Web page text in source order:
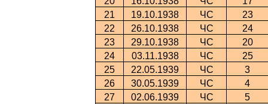
21
19.10.1938 ЧС
23
22
26.10.1938 ЧС
24
23
29.10.1938 ЧС
20
24
03.11.1938 ЧС
25
25
22.05.1939 ЧС
3
26
30.05.1939 ЧС
4
27
02.06.1939 ЧС
5